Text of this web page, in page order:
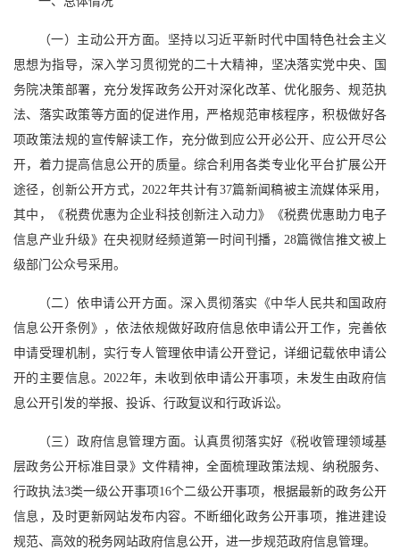
（一）主动公开方面。坚持以习近平新时代中国特色社会主义
思想为指导，深入学习贯彻党的二十大精神，坚决落实党中央、国
务院决策部署，充分发挥政务公开对深化改革、优化服务、规范执
法、落实政策等方面的促进作用，严格规范审核程序，积极做好各
项政策法规的宣传解读工作，充分做到应公开必公开、应公开尽公
开，着力提高信息公开的质量。综合利用各类专业化平台扩展公开
途径，创新公开方式，2022年共计有37篇新闻稿被主流媒体采用，
其中，《税费优惠为企业科技创新注入动力》《税费优惠助力电子
信息产业升级》在央视财经频道第一时间刊播，28篇微信推文被上
级部门公众号采用。
（二）依申请公开方面。深入贯彻落实《中华人民共和国政府
信息公开条例》，依法依规做好政府信息依申请公开工作，完善依
申请受理机制，实行专人管理依申请公开登记，详细记载依申请公
开的主要信息。2022年，未收到依申请公开事项，未发生由政府信
息公开引发的举报、投诉、行政复议和行政诉讼。
（三）政府信息管理方面。认真贯彻落实好《税收管理领域基
层政务公开标准目录》文件精神，全面梳理政策法规、纳税服务、
行政执法3类一级公开事项16个二级公开事项，根据最新的政务公开
信息，及时更新网站发布内容。不断细化政务公开事项，推进建设
规范、高效的税务网站政府信息公开，进一步规范政府信息管理。